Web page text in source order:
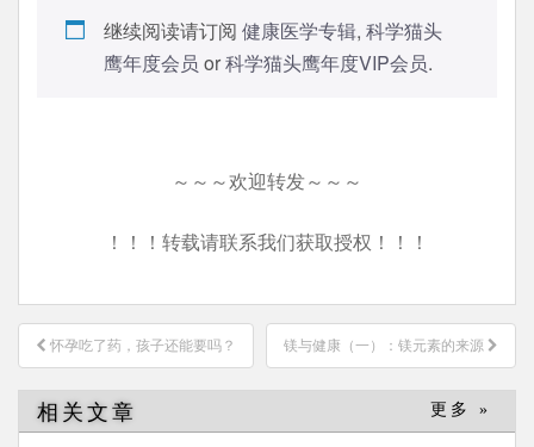
继续阅读请订阅 健康医学专辑, 科学猫头
鹰年度会员 or科学猫头鹰年度VIP会员.
～～～欢迎转发～～～
！！！转载请联系我们获取授权！！！
文
章
导
航
怀孕吃了药，孩子还能要吗？ 镁与健康（一）：镁元素的来源
相关文章 更多 »